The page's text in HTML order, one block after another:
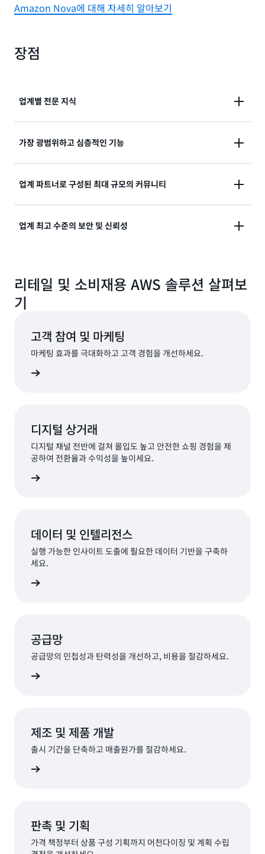
Amazon Nova에 대해 자세히 알아보기
장점
업계별 전문 지식
기 위해 Amazon.com을 위한 혁신적인 솔루션을 30년
이상 구축하면서 얻은 AWS의 심층적인 업계 전문 지식
가장 광범위하고 심층적인 기능
공 지능 기능을 제공하여 리테일 업체와 소비재 회사가
제품 개발에서 구매에 이르기까지 클라우드의 잠재력을
업계 파트너로 구성된 최대 규모의 커뮤니티
트너가 제공하는 최적 기능과 사전 구축된 솔루션을 활
업계 최고 수준의 보안 및 신뢰성
습니다.
리테일 및 소비재용 AWS 솔루션 살펴보
기
고객 참여 및 마케팅
마케팅 효과를 극대화하고 고객 경험을 개선하세요.
디지털 상거래
디지털 채널 전반에 걸쳐 몰입도 높고 안전한 쇼핑 경험을 제
공하여 전환율과 수익성을 높이세요.
데이터 및 인텔리전스
실행 가능한 인사이트 도출에 필요한 데이터 기반을 구축하
세요.
공급망
공급망의 민첩성과 탄력성을 개선하고, 비용을 절감하세요.
제조 및 제품 개발
출시 기간을 단축하고 매출원가를 절감하세요.
판촉 및 기획
가격 책정부터 상품 구성 기획까지 머천다이징 및 계획 수립